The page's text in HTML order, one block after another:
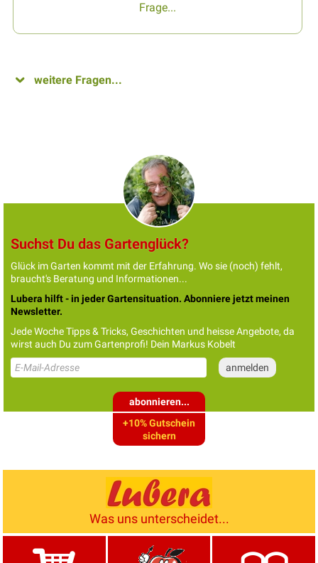
Frage...
weitere Fragen...
Suchst Du das Gartenglück?
Glück im Garten kommt mit der Erfahrung. Wo sie (noch) fehlt,
braucht's Beratung und Informationen...
Lubera hilft - in jeder Gartensituation. Abonniere jetzt meinen
Newsletter.
Jede Woche Tipps & Tricks, Geschichten und heisse Angebote, da
wirst auch Du zum Gartenprofi! Dein Markus Kobelt
abonnieren...
+10% Gutschein
sichern
Was uns unterscheidet...